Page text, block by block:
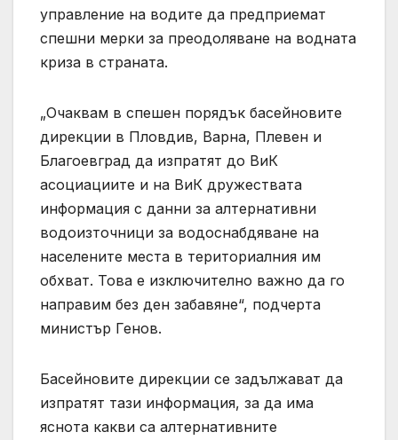
управление на водите да предприемат
спешни мерки за преодоляване на водната
криза в страната.
„Очаквам в спешен порядък басейновите
дирекции в Пловдив, Варна, Плевен и
Благоевград да изпратят до ВиК
асоциациите и на ВиК дружествата
информация с данни за алтернативни
водоизточници за водоснабдяване на
населените места в териториалния им
обхват. Това е изключително важно да го
направим без ден забавяне“, подчерта
министър Генов.
Басейновите дирекции се задължават да
изпратят тази информация, за да има
яснота какви са алтернативните